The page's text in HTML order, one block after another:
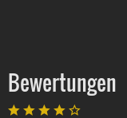
Bewertungen